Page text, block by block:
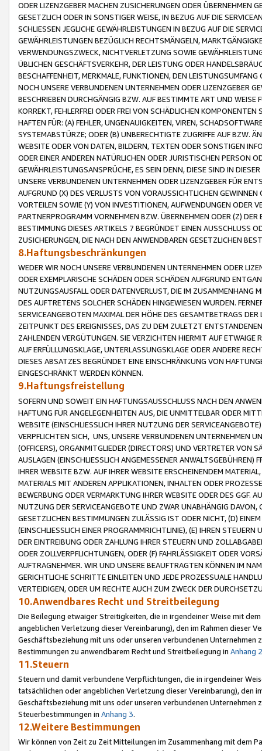
ODER LIZENZGEBER MACHEN ZUSICHERUNGEN ODER ÜBERNEHMEN
GESETZLICH ODER IN SONSTIGER WEISE, IN BEZUG AUF DIE
SCHLIESSEN JEGLICHE GEWÄHRLEISTUNGEN IN BEZUG AUF DIE
GEWÄHRLEISTUNGEN BEZÜGLICH RECHTSMÄNGELN,
VERWENDUNGSZWECK, NICHTVERLETZUNG SOWIE
ÜBLICHEN GESCHÄFTSVERKEHR, DER LEISTUNG ODER
BESCHAFFENHEIT, MERKMALE, FUNKTIONEN, DEN
NOCH UNSERE VERBUNDENEN UNTERNEHMEN ODER LIZENZGEBER
BESCHRIEBEN DURCHGÄNGIG BZW. AUF BESTIMMTE ART UND
KORREKT, FEHLERFREI ODER FREI VON SCHÄDLICHEN
HAFTEN FÜR: (A) FEHLER, UNGENAUIGKEITEN, VIREN,
SYSTEMABSTÜRZE; ODER (B) UNBERECHTIGTE ZUGRIFFE AUF BZW.
WEBSITE ODER VON DATEN, BILDERN, TEXTEN ODER SONSTIGEN
ODER EINER ANDEREN NATÜRLICHEN ODER JURISTISCHEN PERSON
GEWÄHRLEISTUNGSANSPRÜCHE, ES SEIN DENN, DIESE SIND IN
UNSERE VERBUNDENEN UNTERNEHMEN ODER LIZENZGEBER FÜR
AUFGRUND (X) DES VERLUSTS VON VORAUSSICHTLICHEN
VORTEILEN SOWIE (Y) VON INVESTITIONEN, AUFWENDUNGEN ODER
PARTNERPROGRAMM VORNEHMEN BZW. ÜBERNEHMEN ODER (Z)
BESTIMMUNG DIESES ARTIKELS 7 BEGRÜNDET EINEN AUSSCHLUSS
ZUSICHERUNGEN, DIE NACH DEN ANWENDBAREN GESETZLICHEN
8.Haftungsbeschränkungen
WEDER WIR NOCH UNSERE VERBUNDENEN UNTERNEHMEN ODER
ODER EXEMPLARISCHE SCHÄDEN ODER SCHÄDEN AUFGRUND
NUTZUNGSAUSFALL ODER DATENVERLUST, DIE IM ZUSAMMENHANG
DES AUFTRETENS SOLCHER SCHÄDEN HINGEWIESEN WURDEN.
SERVICEANGEBOTEN MAXIMAL DER HÖHE DES GESAMTBETRAGS
ZEITPUNKT DES EREIGNISSES, DAS ZU DEM ZULETZT
ZAHLENDEN VERGÜTUNGEN. SIE VERZICHTEN HIERMIT AUF
AUF ERFÜLLUNGSKLAGE, UNTERLASSUNGSKLAGE ODER ANDERE
DIESES ABSATZES BEGRÜNDET EINE EINSCHRÄNKUNG VON
EINGESCHRÄNKT WERDEN KÖNNEN.
9.Haftungsfreistellung
SOFERN UND SOWEIT EIN HAFTUNGSAUSSCHLUSS NACH DEN
HAFTUNG FÜR ANGELEGENHEITEN AUS, DIE UNMITTELBAR ODER
WEBSITE (EINSCHLIESSLICH IHRER NUTZUNG DER
VERPFLICHTEN SICH, UNS, UNSERE VERBUNDENEN UNTERNEHMEN
(OFFICERS), ORGANMITGLIEDER (DIRECTORS) UND VERTRETER VON
AUSLAGEN (EINSCHLIESSLICH ANGEMESSENER
IHRER WEBSITE BZW. AUF IHRER WEBSITE ERSCHEINENDEM
MATERIALS MIT ANDEREN APPLIKATIONEN, INHALTEN ODER
BEWERBUNG ODER VERMARKTUNG IHRER WEBSITE ODER DES GGF.
NUTZUNG DER SERVICEANGEBOTE UND ZWAR UNABHÄNGIG
GESETZLICHEN BESTIMMUNGEN ZULÄSSIG IST ODER NICHT, (D)
(EINSCHLIESSLICH EINER PROGRAMMRICHTLINIE), (E) IHREN
DER EINTREIBUNG ODER ZAHLUNG IHRER STEUERN UND
ODER ZOLLVERPFLICHTUNGEN, ODER (F) FAHRLÄSSIGKEIT ODER
AUFTRAGNEHMER. WIR UND UNSERE BEAUFTRAGTEN KÖNNEN IM
GERICHTLICHE SCHRITTE EINLEITEN UND JEDE PROZESSUALE
VERTEIDIGEN, ODER UM RECHTE AUCH ZUM ZWECK DER
10.Anwendbares Recht und Streitbeilegung
Die Beilegung etwaiger Streitigkeiten, die in irgendeiner Weise mit
angeblichen Verletzung dieser Vereinbarung), den im Rahmen dieser
Geschäftsbeziehung mit uns oder unseren verbundenen
Bestimmungen zu anwendbarem Recht und Streitbeilegung in Anhang 2
11.Steuern
Steuern und damit verbundene Verpflichtungen, die in irgendeiner
tatsächlichen oder angeblichen Verletzung dieser Vereinbarung), den
Geschäftsbeziehung mit uns oder unseren verbundenen
Steuerbestimmungen in Anhang 3.
12.Weitere Bestimmungen
Wir können von Zeit zu Zeit Mitteilungen im Zusammenhang mit dem